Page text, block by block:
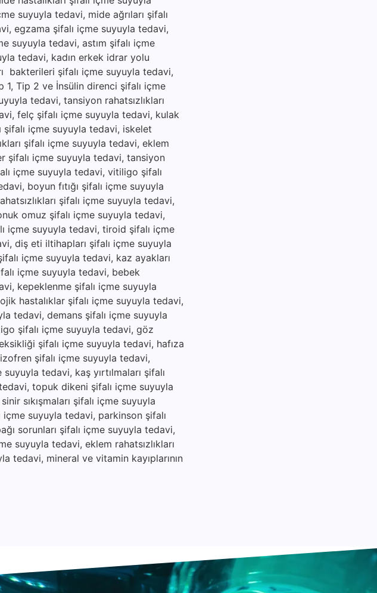
suyuyla tedavi, mide ağrıları şifalı
egzama şifalı içme suyuyla tedavi,
suyuyla tedavi, astım şifalı içme
tedavi, kadın erkek idrar yolu
bakterileri şifalı içme suyuyla tedavi,
Tip 2 ve İnsülin direnci şifalı içme
tedavi, tansiyon rahatsızlıkları
felç şifalı içme suyuyla tedavi, kulak
şifalı içme suyuyla tedavi, iskelet
şifalı içme suyuyla tedavi, eklem
şifalı içme suyuyla tedavi, tansiyon
içme suyuyla tedavi, vitiligo şifalı
boyun fıtığı şifalı içme suyuyla
şifalı içme suyuyla tedavi,
omuz şifalı içme suyuyla tedavi,
içme suyuyla tedavi, tiroid şifalı içme
diş eti iltihapları şifalı içme suyuyla
içme suyuyla tedavi, kaz ayakları
içme suyuyla tedavi, bebek
kepeklenme şifalı içme suyuyla
hastalıklar şifalı içme suyuyla tedavi,
tedavi, demans şifalı içme suyuyla
şifalı içme suyuyla tedavi, göz
şifalı içme suyuyla tedavi, hafıza
şifalı içme suyuyla tedavi,
tedavi, kaş yırtılmaları şifalı
topuk dikeni şifalı içme suyuyla
sıkışmaları şifalı içme suyuyla
suyuyla tedavi, parkinson şifalı
sorunları şifalı içme suyuyla tedavi,
suyuyla tedavi, eklem rahatsızlıkları
tedavi, mineral ve vitamin kayıplarının